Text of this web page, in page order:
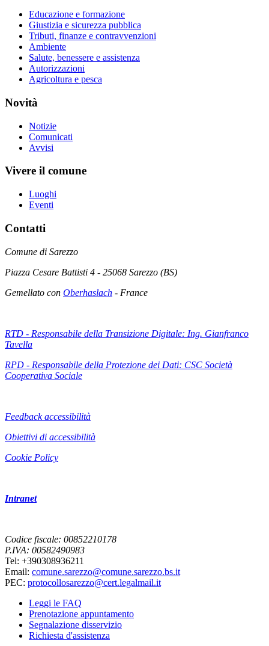
Educazione e formazione
Giustizia e sicurezza pubblica
Tributi, finanze e contravvenzioni
Ambiente
Salute, benessere e assistenza
Autorizzazioni
Agricoltura e pesca
Novità
Notizie
Comunicati
Avvisi
Vivere il comune
Luoghi
Eventi
Contatti
Comune di Sarezzo
Piazza Cesare Battisti 4 - 25068 Sarezzo (BS)
Gemellato con Oberhaslach - France
RTD - Responsabile della Transizione Digitale: Ing. Gianfranco
Tavella
RPD - Responsabile della Protezione dei Dati: CSC Società
Cooperativa Sociale
Feedback accessibilità
Obiettivi di accessibilità
Cookie Policy
Intranet
Codice fiscale: 00852210178
P.IVA: 00582490983
Tel: +390308936211
Email: comune.sarezzo@comune.sarezzo.bs.it
PEC: protocollosarezzo@cert.legalmail.it
Leggi le FAQ
Prenotazione appuntamento
Segnalazione disservizio
Richiesta d'assistenza